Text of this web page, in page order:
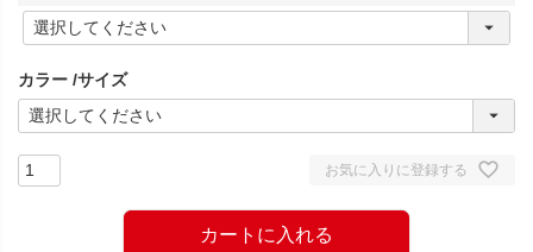
(
必
)
カラー サイズ
お気に入りに登録する
カートに入れる